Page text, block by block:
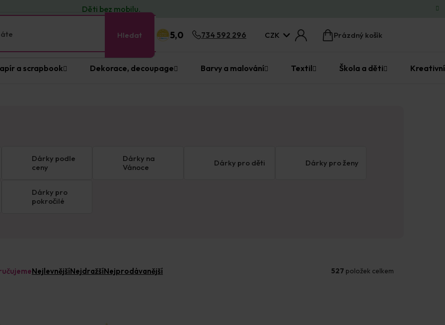
Děti bez mobilu.
Hledat 5,0 CZK
Nákupní
Prázdný košík
734 592 296
a scrapbook Dekorace, decoupage Barvy a malování Textil Škola a děti
Dárky podle
ceny
Dárky na
Vánoce
Dárky pro děti Dárky pro ženy
Dárky pro
pokročilé
NejlevnějšíNejdražšíNejprodávanější 527 položek celkem